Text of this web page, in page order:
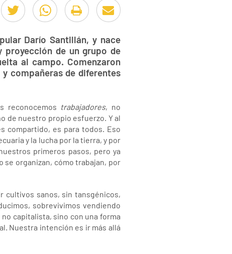
Darío Santillán, y nace
de un grupo de
al campo. Comenzaron
compañeras de diferentes
reconocemos trabajadores, no
de nuestro propio esfuerzo. Y al
compartido, es para todos. Eso
y la lucha por la tierra, y por
primeros pasos, pero ya
organizan, cómo trabajan, por
cultivos sanos, sin tansgénicos,
sobrevivimos vendiendo
capitalista, sino con una forma
Nuestra intención es ir más allá